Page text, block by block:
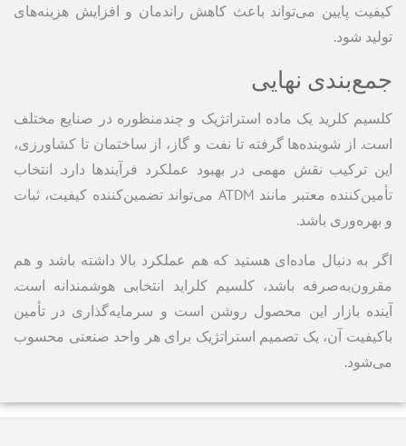
کیفیت پایین می‌تواند باعث کاهش راندمان و افزایش هزینه‌های
تولید شود.
جمع‌بندی نهایی
کلسیم کلرید یک ماده استراتژیک و چندمنظوره در صنایع مختلف
است. از شوینده‌ها گرفته تا نفت و گاز، از ساختمان تا کشاورزی،
این ترکیب نقش مهمی در بهبود عملکرد فرآیندها دارد. انتخاب
تأمین‌کننده معتبر مانند ATDM می‌تواند تضمین‌کننده کیفیت، ثبات
و بهره‌وری باشد.
اگر به دنبال ماده‌ای هستید که هم عملکرد بالا داشته باشد و هم
مقرون‌به‌صرفه باشد، کلسیم کلراید انتخابی هوشمندانه است.
آینده بازار این محصول روشن است و سرمایه‌گذاری در تأمین
باکیفیت آن، یک تصمیم استراتژیک برای هر واحد صنعتی محسوب
می‌شود.